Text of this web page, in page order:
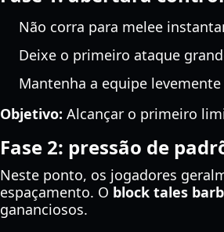
Não corra para melee
Deixe o primeiro ataque
Mantenha a equipe
Objetivo: Alcançar o primeiro
Fase 2: pressão de
Neste ponto, os jogadores
espaçamento. O block tales
gananciosos.